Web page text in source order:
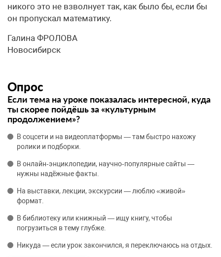
никого это не взволнует так, как было бы, если бы
он пропускал математику.
Галина ФРОЛОВА
Новосибирск
Опрос
Если тема на уроке показалась интересной, куда
ты скорее пойдёшь за «культурным
продолжением»?
В соцсети и на видеоплатформы — там быстро нахожу
ролики и подборки.
В онлайн‑энциклопедии, научно‑популярные сайты —
нужны надёжные факты.
На выставки, лекции, экскурсии — люблю «живой»
формат.
В библиотеку или книжный — ищу книгу, чтобы
погрузиться в тему глубже.
Никуда — если урок закончился, я переключаюсь на отдых.